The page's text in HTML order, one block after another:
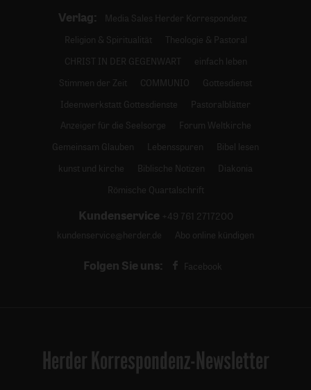
Verlag:
Media Sales Herder Korrespondenz
Religion & Spiritualität
Theologie & Pastoral
CHRIST IN DER GEGENWART
einfach leben
Stimmen der Zeit
COMMUNIO
Gottesdienst
Ideenwerkstatt Gottesdienste
Pastoralblätter
Anzeiger für die Seelsorge
Forum Weltkirche
Gemeinsam Glauben
Lebensspuren
Bibel lesen
kunst und kirche
Biblische Notizen
Diakonia
Römische Quartalschrift
Kundenservice +49 761 2717200
kundenservice@herder.de
Abo online kündigen
Folgen Sie uns: Facebook
Herder Korrespondenz-Newsletter